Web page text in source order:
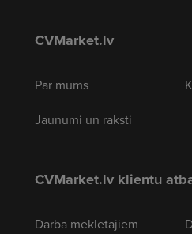
CVMarket.lv
Par mums
Jaunumi un raksti
CVMarket.lv klientu
Darba meklētājiem